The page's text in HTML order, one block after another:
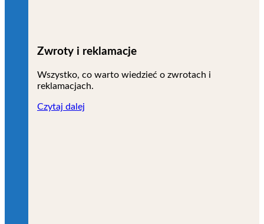
Zwroty i reklamacje
Wszystko, co warto wiedzieć o zwrotach i
reklamacjach.
Czytaj dalej